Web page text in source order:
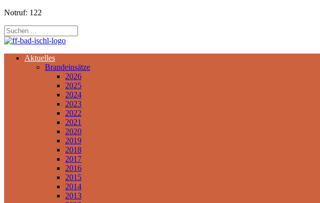
Notruf: 122
Aktuelles
Brandeinsätze
2026
2025
2024
2023
2022
2021
2020
2019
2018
2017
2016
2015
2014
2013